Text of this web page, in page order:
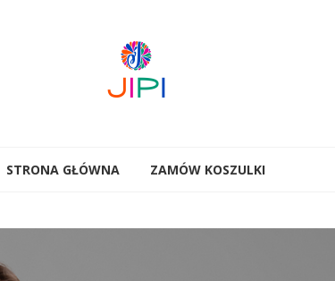
STRONA GŁÓWNA ZAMÓW KOSZULKI